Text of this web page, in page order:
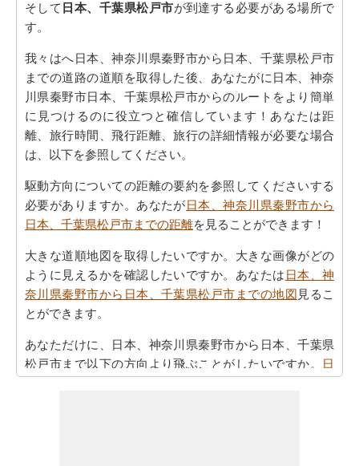
そして 日本、千葉県松戸市が到達する必要がある場所で
す。
我々はへ日本、神奈川県秦野市から日本、千葉県松戸市
までの道路の道順を取得した後、あなたがに日本、神奈
川県秦野市日本、千葉県松戸市からのルートをより簡単
に見つけるのに役立つと確信しています！あなたは距
離、旅行時間、飛行距離、旅行の詳細情報が必要な場合
は、以下を参照してください。
駆動方向についての距離の要約を参照してくださいする
必要がありますか。あなたが日本、神奈川県秦野市から
日本、千葉県松戸市までの距離を見ることができます！
大きな道順地図を取得したいですか。大きな画像がどの
ように見えるかを確認したいですか。あなたは 日本、神
奈川県秦野市から日本、千葉県松戸市までの地図 見るこ
とができます。
あなただけに、日本、神奈川県秦野市から日本、千葉県
松戸市まで以下の方向より飛ぶことがしたいですか。
日